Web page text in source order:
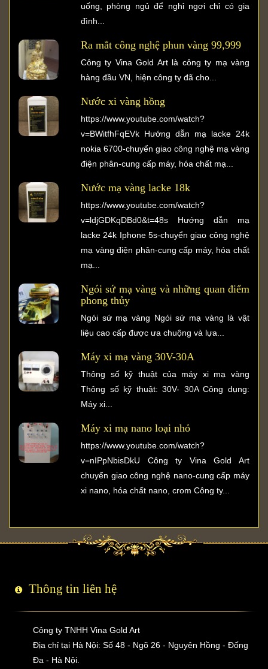
uống, phòng ngủ để nghỉ ngơi chỉ có gia
đình...
Ra mắt công nghệ phun vàng 99,999
Công ty Vina Gold Art là công ty mạ vàng
hàng đầu VN, hiện công ty đã cho...
Nước xi vàng hồng
https://www.youtube.com/watch?
v=BWitfhFqEVk Hướng dẫn mạ lacke 24k
nokia 6700-chuyển giao công nghệ mạ vàng
điện phân-cung cấp máy, hóa chất mạ...
Nước mạ vàng lacke 18k
https://www.youtube.com/watch?
v=ldjGDKqDBd0&t=48s Hướng dẫn mạ
lacke 24k Iphone 5s-chuyển giao công nghệ
mạ vàng điện phân-cung cấp máy, hóa chất
mạ...
Ngói sứ mạ vàng và những quan điểm
phong thủy
Ngói sứ mạ vàng Ngói sứ mạ vàng là vật
liệu cao cấp được ưa chuộng và lựa...
Máy xi mạ vàng 30V-30A
Thông số kỹ thuật của máy xi mạ vàng
Thông số kỹ thuật: 30V- 30A Công dụng:
Máy xi...
Máy xi mạ nano loại nhỏ
https://www.youtube.com/watch?
v=nIPpNbisDkU Công ty Vina Gold Art
chuyển giao công nghệ nano-cung cấp máy
xi nano, hóa chất nano, crom Công ty...
Thông tin liên hệ
Công ty TNHH Vina Gold Art
Địa chỉ tại Hà Nội: Số 48 - Ngõ 26 - Nguyên Hồng - Đống
Đa - Hà Nội.